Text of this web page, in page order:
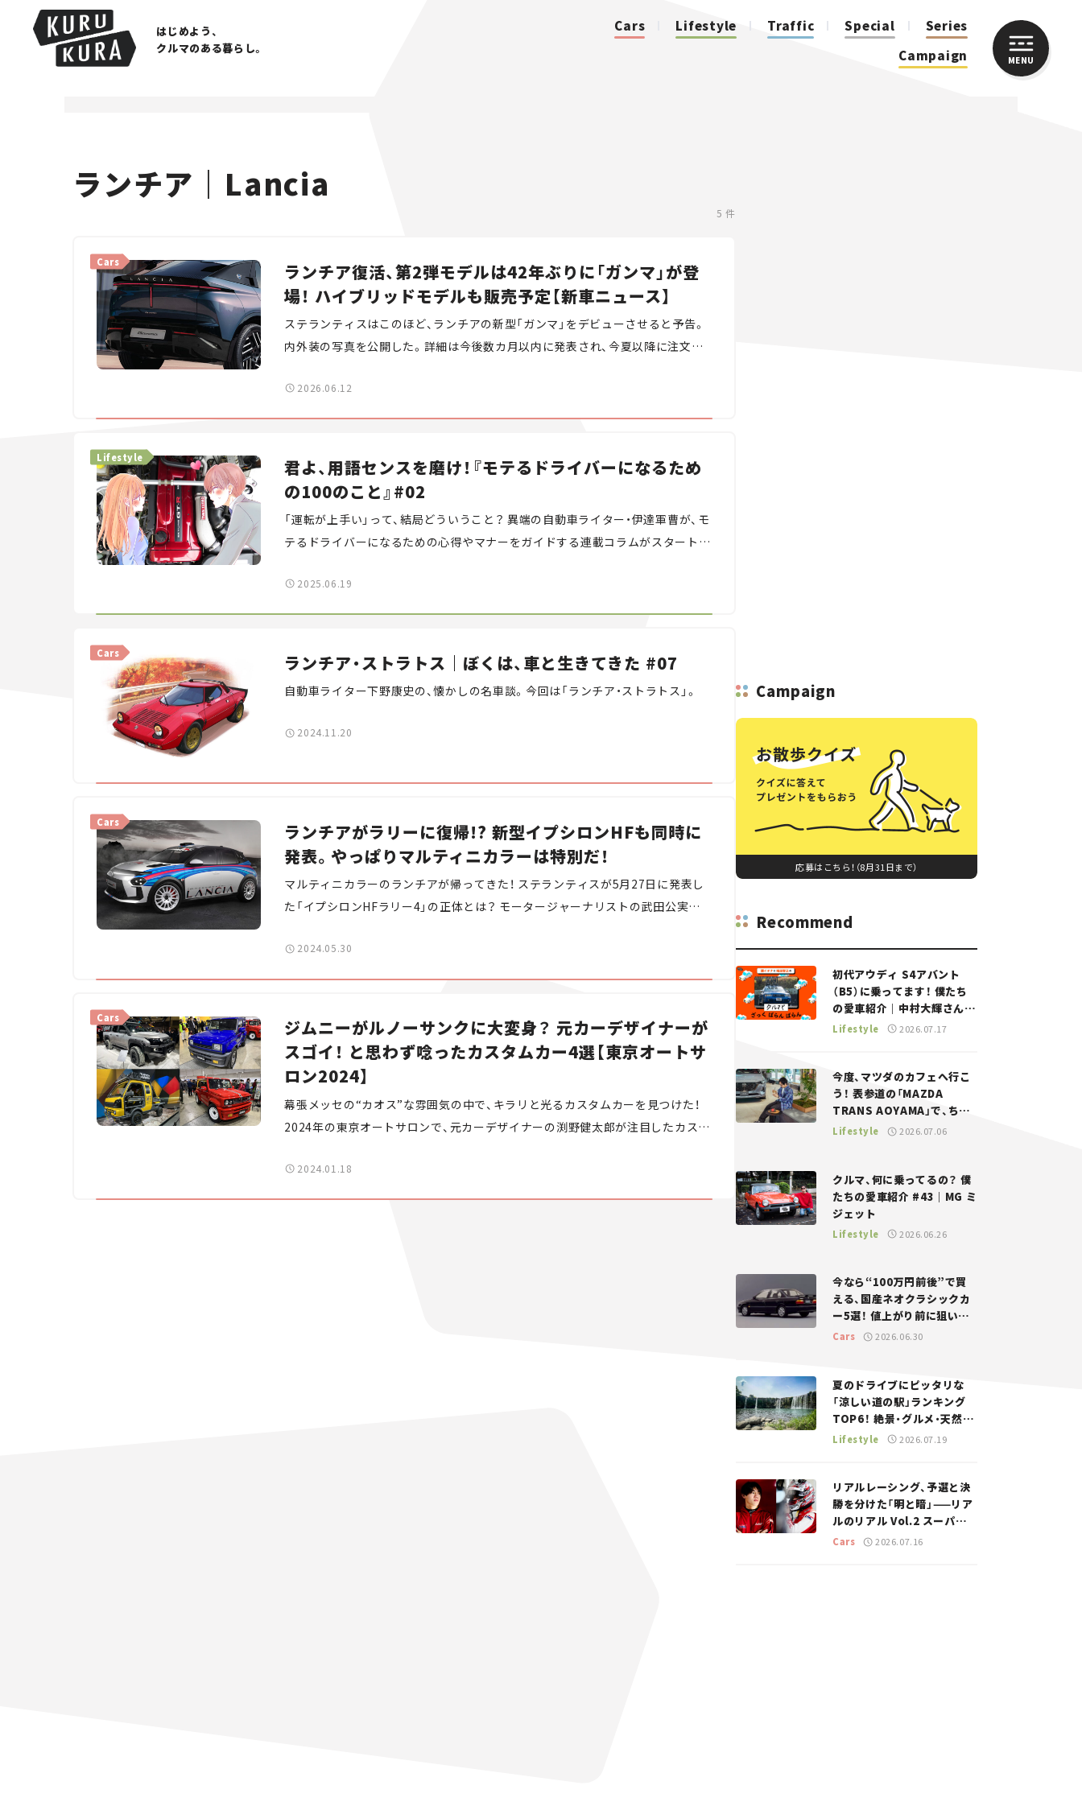
はじめよう、
クルマのある暮らし。
Cars Lifestyle Traffic Special
Series
Campaign
MENU
ランチア｜Lancia
5 件
Cars
ランチア復活、第2弾モデルは42年ぶりに「ガンマ」が登
場！ ハイブリッドモデルも販売予定【新車ニュース】
ステランティスはこのほど、ランチアの新型「ガンマ」をデビューさせると予告。
内外装の写真を公開した。詳細は今後数カ月以内に発表され、今夏以降に注文受
2026.06.12
Lifestyle
君よ、用語センスを磨け！『モテるドライバーになるため
の100のこと』#02
「運転が上手い」って、結局どういうこと？ 異端の自動車ライター・伊達軍曹が、モ
テるドライバーになるための心得やマナーをガイドする連載コラムがスタート。
2025.06.19
Cars ランチア・ストラトス｜ぼくは、車と生きてきた #07
自動車ライター下野康史の、懐かしの名車談。今回は「ランチア・ストラトス」。
2024.11.20
Cars
ランチアがラリーに復帰!? 新型イプシロンHFも同時に
発表。やっぱりマルティニカラーは特別だ！
マルティニカラーのランチアが帰ってきた！ ステランティスが5月27日に発表し
た「イプシロンHFラリー4」の正体とは？ モータージャーナリストの武田公実が
2024.05.30
Cars
ジムニーがルノーサンクに大変身？ 元カーデザイナーが
スゴイ！ と思わず唸ったカスタムカー4選【東京オートサ
ロン2024】
幕張メッセの“カオス”な雰囲気の中で、キラリと光るカスタムカーを見つけた！
2024年の東京オートサロンで、元カーデザイナーの渕野健太郎が注目したカスタ
2024.01.18
Campaign
応募はこちら！（8月31日まで）
Recommend
初代アウディ S4アバント
（B5）に乗ってます！ 僕たち
の愛車紹介｜中村大輝さん
——瀬イオナと嶋田智之の
Lifestyle 2026.07.17
今度、マツダのカフェへ行こ
う！ 表参道の「MAZDA
TRANS AOYAMA」で、ちょ
っとひと息。——連載｜CCG
Lifestyle 2026.07.06
クルマ、何に乗ってるの？ 僕
たちの愛車紹介 #43｜MG ミ
ジェット
Lifestyle 2026.06.26
今なら“100万円前後”で買
える、国産ネオクラシックカ
ー5選！ 値上がり前に狙いた
い、中古車探しをお手伝い――ち
Cars 2026.06.30
夏のドライブにピッタリな
「涼しい道の駅」ランキング
TOP6！ 絶景・グルメ・天然ク
ーラーなど、避暑におすすめ
Lifestyle 2026.07.19
リアルレーシング、予選と決
勝を分けた「明と暗」——リア
ルのリアル Vol.2 スーパー
GT 2026開幕戦 岡山国際サ
Cars 2026.07.16
CLOSE
Traffic
Special
Series